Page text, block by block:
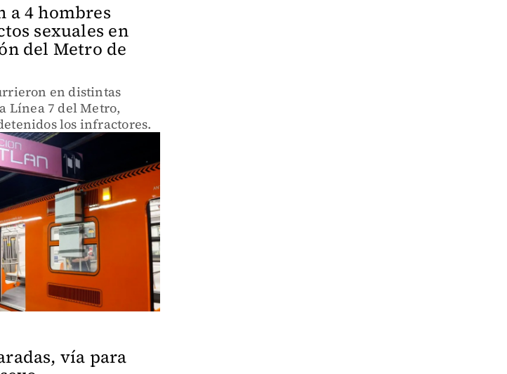
a 4 hombres
sexuales en
del Metro de
en distintas
Línea 7 del Metro,
los infractores.
vía para